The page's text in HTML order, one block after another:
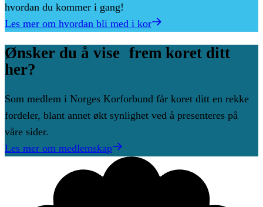
hvordan du kommer i gang!
Les mer om hvordan bli med i kor
Ønsker du å vise frem koret ditt
her?
Som medlem i Norges Korforbund får koret ditt en rekke
fordeler, blant annet økt synlighet ved å presenteres på
våre sider.
Les mer om medlemskap